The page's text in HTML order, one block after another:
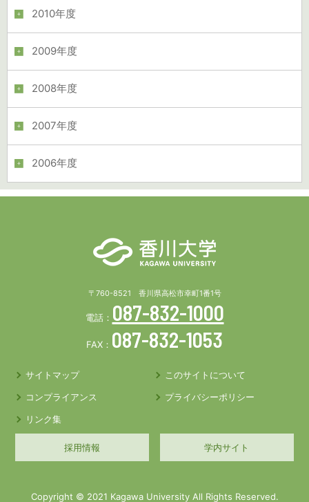
2010年度
2009年度
2008年度
2007年度
2006年度
〒760-8521 香川県高松市幸町1番1号
電話： 087-832-1000
FAX： 087-832-1053
サイトマップ
このサイトについて
コンプライアンス
プライバシーポリシー
リンク集
採用情報 学内サイト
Copyright © 2021 Kagawa University All Rights Reserved.